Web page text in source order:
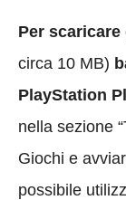
Per
circa 10 MB)
PlayStation
nella sezione
Giochi e
possibile